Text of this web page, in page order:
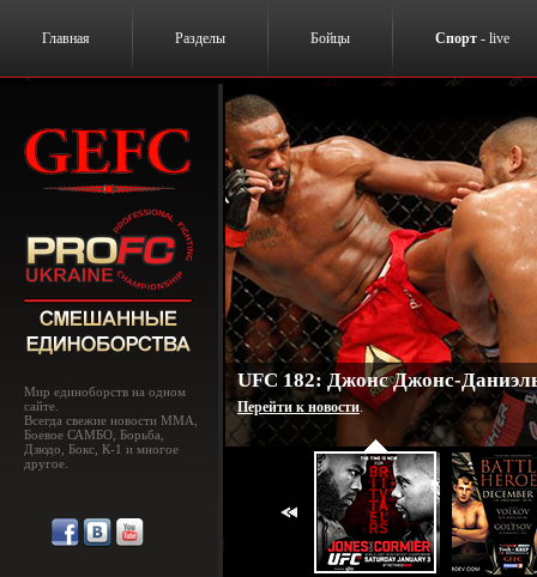
Главная Разделы Бойцы Спорт - live
Мир единоборств на одном
сайте.
Всегда свежие новости MMA,
Боевое САМБО, Борьба,
Дзюдо, Бокс, К-1 и многое
другое.
UFC 182: Джонс Джонс-
Перейти к новости.